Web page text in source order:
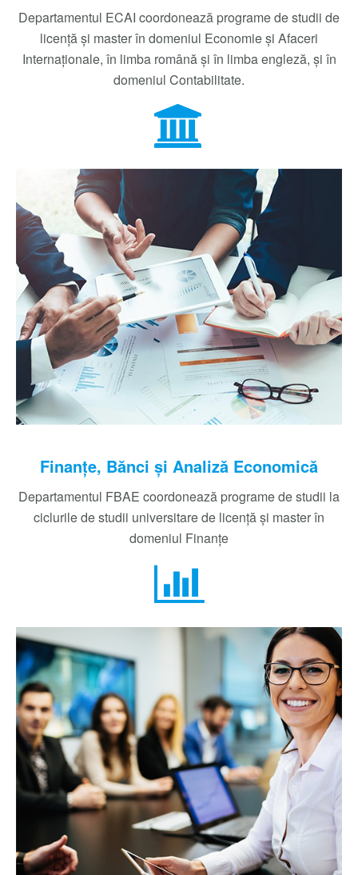
Departamentul ECAI coordonează programe de studii de
licenţă şi master în domeniul Economie și Afaceri
Internaționale, în limba română și în limba engleză, și în
domeniul Contabilitate.
Finanţe, Bănci şi Analiză Economică
Departamentul FBAE coordonează programe de studii la
ciclurile de studii universitare de licenţă și master în
domeniul Finanțe